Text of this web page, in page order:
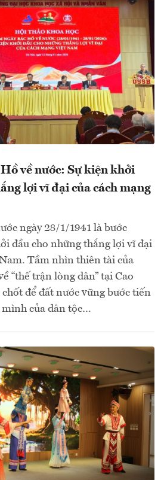
về nước: Sự kiện khởi
lợi vĩ đại của cách mạng
ngày 28/1/1941 là bước
đầu cho những thắng lợi vĩ đại
Tầm nhìn thiên tài của
“thế trận lòng dân” tại Cao
để đất nước vững bước tiến
mình của dân tộc…